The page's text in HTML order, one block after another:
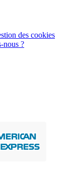
des cookies
nous ?